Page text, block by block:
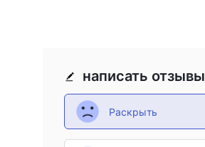
написать отзывы
Раскрыть